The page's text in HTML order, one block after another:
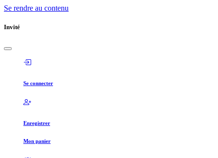
Se rendre au contenu
Invité
Se connecter
Enregistrer
Mon panier